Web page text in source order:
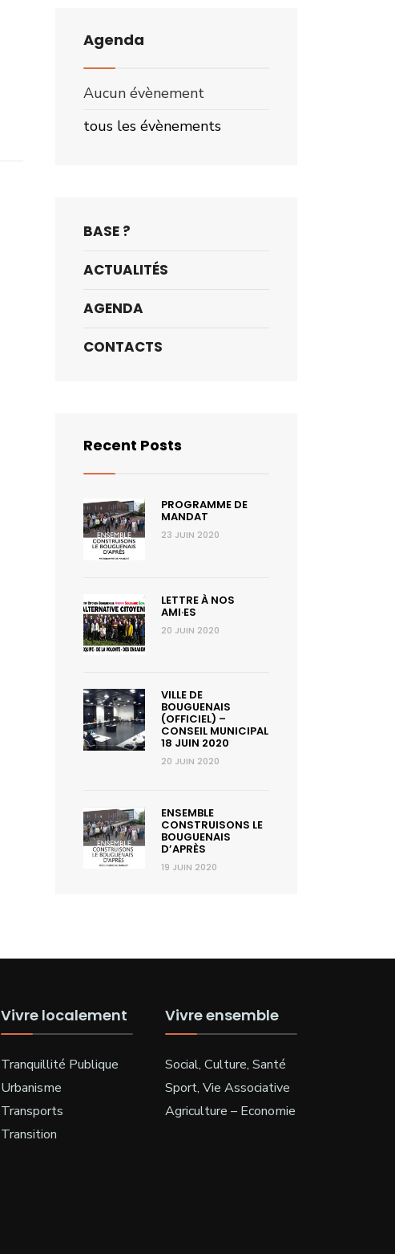
Agenda
Aucun évènement
tous les évènements
BASE ?
ACTUALITÉS
AGENDA
CONTACTS
Recent Posts
PROGRAMME DE
MANDAT
23 JUIN 2020
LETTRE À NOS
AMI·ES
20 JUIN 2020
VILLE DE
BOUGUENAIS
(OFFICIEL) –
CONSEIL MUNICIPAL
18 JUIN 2020
20 JUIN 2020
ENSEMBLE
CONSTRUISONS LE
BOUGUENAIS
D’APRÈS
19 JUIN 2020
Vivre localement
Tranquillité Publique
Urbanisme
Transports
Transition
Vivre ensemble
Social, Culture, Santé
Sport, Vie Associative
Agriculture – Economie